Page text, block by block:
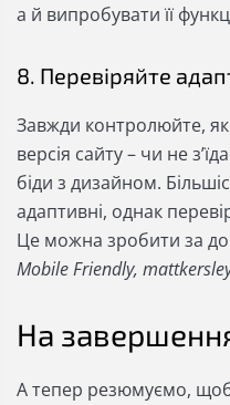
а й випробувати її
8. Перевіряйте
Завжди контролюйте,
версія сайту – чи не
біди з дизайном.
адаптивні, однак
Це можна зробити за
Mobile Friendly,
На
А тепер резюмуємо,